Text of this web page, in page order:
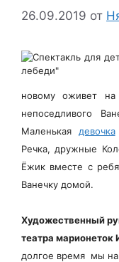
26.09.2019 от
новому оживет на
непоседливого
Маленькая девочка
Речка, дружные
Ёжик вместе с
Ванечку домой.
Художественный
театра марионеток
долгое время мы